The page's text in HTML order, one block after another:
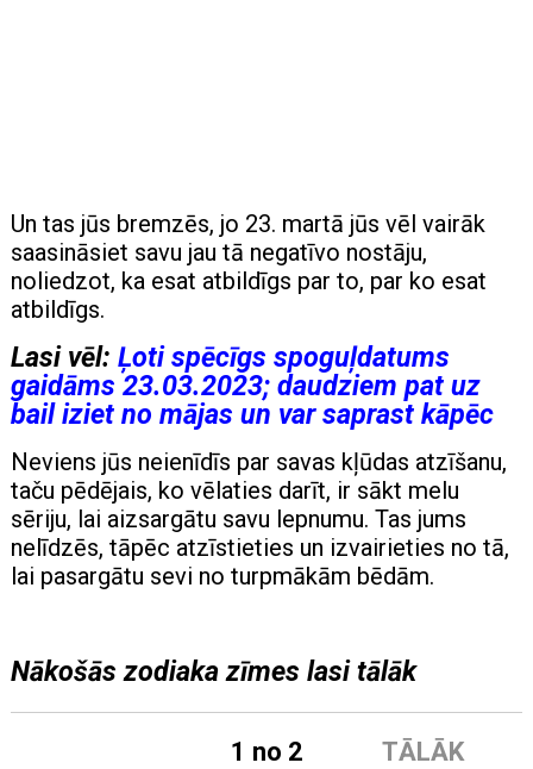
Un tas jūs bremzēs, jo 23. martā jūs vēl vairāk
saasināsiet savu jau tā negatīvo nostāju,
noliedzot, ka esat atbildīgs par to, par ko esat
atbildīgs.
Lasi vēl:Ļoti spēcīgs spoguļdatums
gaidāms 23.03.2023; daudziem pat uz
bail iziet no mājas un var saprast kāpēc
Neviens jūs neienīdīs par savas kļūdas atzīšanu,
taču pēdējais, ko vēlaties darīt, ir sākt melu
sēriju, lai aizsargātu savu lepnumu. Tas jums
nelīdzēs, tāpēc atzīstieties un izvairieties no tā,
lai pasargātu sevi no turpmākām bēdām.
Nākošās zodiaka zīmes lasi tālāk
TĀLĀK
1 no 2